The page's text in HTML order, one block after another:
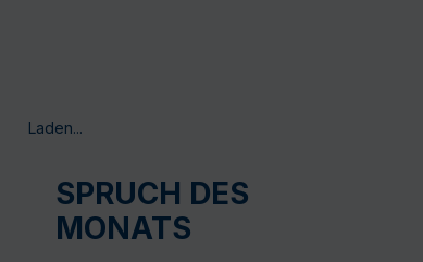
Laden...
SPRUCH DES
MONATS